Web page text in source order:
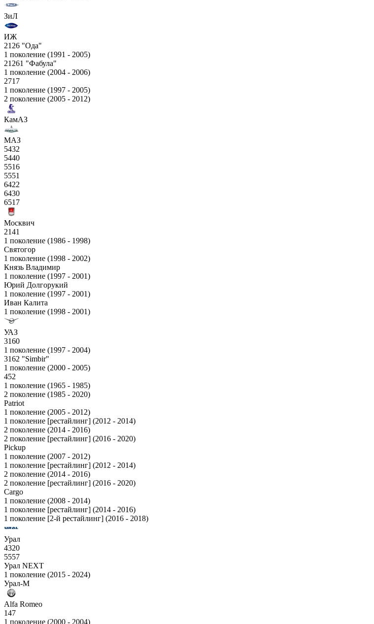
ЗиЛ
ИЖ
2126 "Ода"
1 поколение (1991 - 2005)
21261 "Фабула"
1 поколение (2004 - 2006)
2717
1 поколение (1997 - 2005)
2 поколение (2005 - 2012)
КамАЗ
МАЗ
5432
5440
5516
5551
6422
6430
6517
Москвич
2141
1 поколение (1986 - 1998)
Святогор
1 поколение (1998 - 2002)
Князь Владимир
1 поколение (1997 - 2001)
Юрий Долгорукий
1 поколение (1997 - 2001)
Иван Калита
1 поколение (1998 - 2001)
УАЗ
3160
1 поколение (1997 - 2004)
3162 "Simbir"
1 поколение (2000 - 2005)
452
1 поколение (1965 - 1985)
2 поколение (1985 - 2020)
Patriot
1 поколение (2005 - 2012)
1 поколение [рестайлинг] (2012 - 2014)
2 поколение (2014 - 2016)
2 поколение [рестайлинг] (2016 - 2020)
Pickup
1 поколение (2007 - 2012)
1 поколение [рестайлинг] (2012 - 2014)
2 поколение (2014 - 2016)
2 поколение [рестайлинг] (2016 - 2020)
Cargo
1 поколение (2008 - 2014)
1 поколение [рестайлинг] (2014 - 2016)
1 поколение [2-й рестайлинг] (2016 - 2018)
Урал
4320
5557
Урал NEXT
1 поколение (2015 - 2024)
Урал-М
Alfa Romeo
147
1 поколение (2000 - 2004)